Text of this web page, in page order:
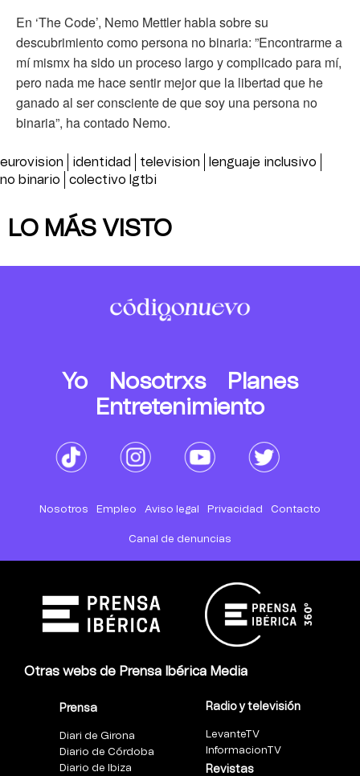
En ‘The Code’, Nemo Mettler habla sobre su
descubrimiento como persona no binaria: ⁠⁠‌”Encontrarme a
mí mismx ha sido un proceso largo y complicado para mí,
pero nada me hace sentir mejor que la libertad que he
ganado al ser consciente de que soy una persona no
binaria”, ha contado Nemo.⁠⁠
eurovision identidad television
lenguaje inclusivo
no binario
colectivo lgtbi
LO MÁS VISTO
Yo Nosotrxs
Planes
Entretenimiento
Nosotros Empleo Aviso legal Privacidad Contacto
Canal de denuncias
Otras webs de Prensa Ibérica Media
Prensa
Diari de Girona
Diario de Córdoba
Diario de Ibiza
Radio y televisión
LevanteTV
InformacionTV
Revistas